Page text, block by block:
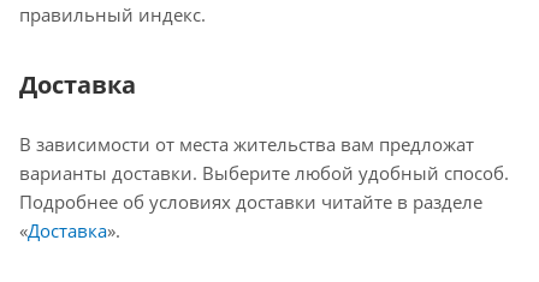
правильный индекс.
Доставка
В зависимости от места жительства вам предложат
варианты доставки. Выберите любой удобный способ.
Подробнее об условиях доставки читайте в разделе
«Доставка».